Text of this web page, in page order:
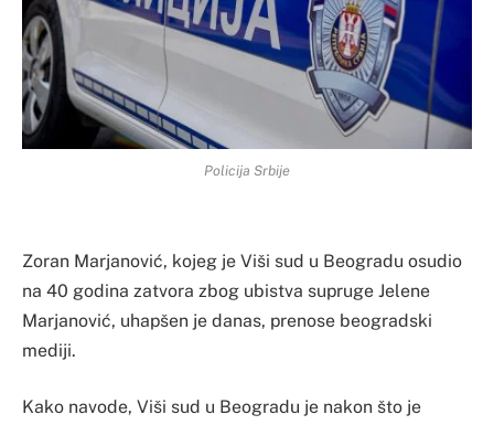
Policija Srbije
Zoran Marjanović, kojeg je Viši sud u Beogradu osudio
na 40 godina zatvora zbog ubistva supruge Jelene
Marjanović, uhapšen je danas, prenose beogradski
mediji.
Kako navode, Viši sud u Beogradu je nakon što je